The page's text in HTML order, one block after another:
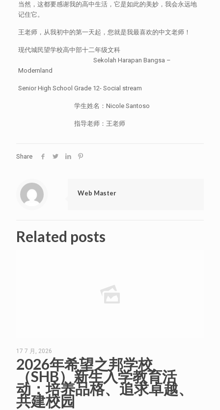
当然，这都要感谢我的高中生活，它是如此的美妙，我会永远地
记住它。
王老师，从我初中的第一天起，您就是我最喜欢的中文老师！
现代城民望学校高中部十二年级文科
Sekolah Harapan Bangsa –
Modernland
Senior High School Grade 12- Social stream
学生姓名：Nicole Santoso
指导老师：王老师
Share
Web Master
Related posts
17 7 月, 2026
2026年希望之邦学校
（SHB）新生入学教育活
动：培养品格、追求卓越、
共建校园